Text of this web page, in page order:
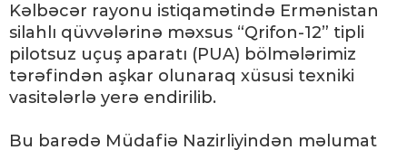
Kəlbəcər rayonu istiqamətində Ermənistan
silahlı qüvvələrinə məxsus “Qrifon-12” tipli
pilotsuz uçuş aparatı (PUA) bölmələrimiz
tərəfindən aşkar olunaraq xüsusi texniki
vasitələrlə yerə endirilib.
Bu barədə Müdafiə Nazirliyindən məlumat